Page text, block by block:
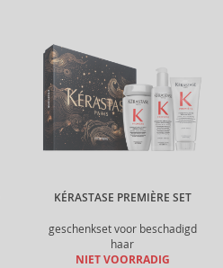
KÉRASTASE PREMIÈRE SET
geschenkset voor beschadigd
haar
NIET VOORRADIG